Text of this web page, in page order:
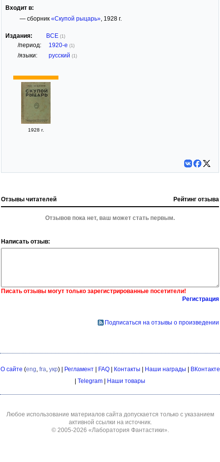
Входит в:
— сборник «Скупой рыцарь», 1928 г.
Издания: ВСЕ (1)
/период: 1920-е (1)
/языки: русский (1)
1928 г.
Отзывы читателей Рейтинг отзыва
Отзывов пока нет, ваш может стать первым.
Написать отзыв:
Писать отзывы могут только зарегистрированные посетители!
Регистрация
Подписаться на отзывы о произведении
О сайте (eng fra укр) | Регламент| FAQ| Контакты | Наши награды | ВКонтакте
| Telegram | Наши товары
Любое использование материалов сайта допускается только с указанием
активной ссылки на источник.
© 2005-2026 «Лаборатория Фантастики»